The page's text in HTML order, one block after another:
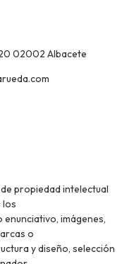
02002 Albacete
propiedad intelectual
los
imágenes,
o
y diseño, selección